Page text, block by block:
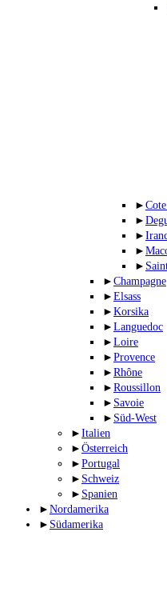
►
►
►
►
►
► Champagne
► Elsass
► Korsika
► Languedoc
► Loire
► Provence
► Rhône
► Roussillon
► Savoie
► Süd-West
► Italien
► Österreich
► Portugal
► Schweiz
► Spanien
► Nordamerika
► Südamerika